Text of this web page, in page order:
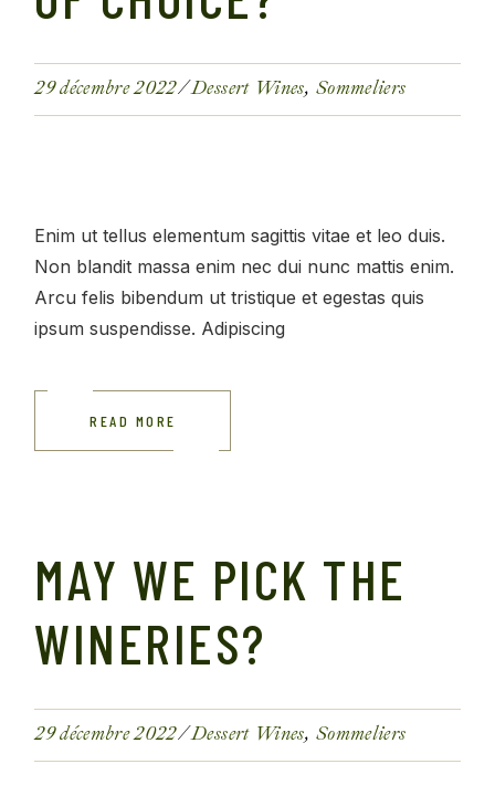
29 décembre 2022 Dessert Wines Sommeliers
Enim ut tellus elementum sagittis vitae et leo duis.
Non blandit massa enim nec dui nunc mattis enim.
Arcu felis bibendum ut tristique et egestas quis
ipsum suspendisse. Adipiscing
READ MORE
MAY WE PICK THE
WINERIES?
29 décembre 2022 Dessert Wines Sommeliers